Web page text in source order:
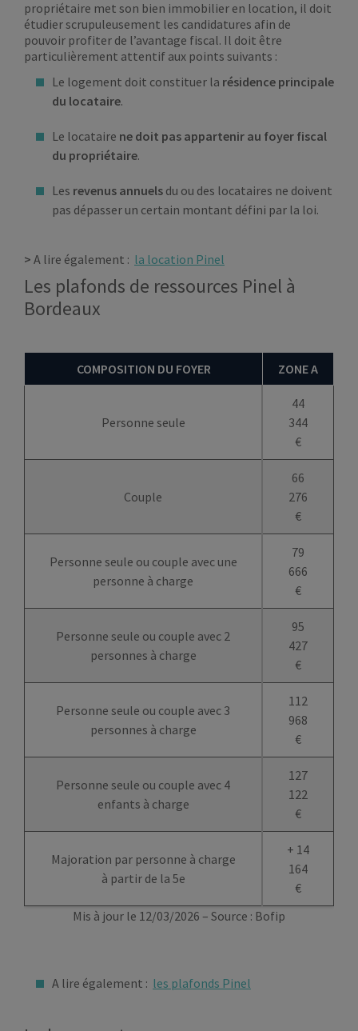
propriétaire met son bien immobilier en location, il doit
étudier scrupuleusement les candidatures afin de
pouvoir profiter de l’avantage fiscal. Il doit être
particulièrement attentif aux points suivants :
Le logement doit constituer la résidence principale
du locataire.
Le locataire ne doit pas appartenir au foyer fiscal
du propriétaire.
Les revenus annuels du ou des locataires ne doivent
pas dépasser un certain montant défini par la loi.
> A lire également : la location Pinel
Les plafonds de ressources Pinel à
Bordeaux
COMPOSITION DU FOYER ZONE A
Personne seule
44
344
€
Couple
66
276
€
Personne seule ou couple avec une
personne à charge
79
666
€
Personne seule ou couple avec 2
personnes à charge
95
427
€
Personne seule ou couple avec 3
personnes à charge
112
968
€
Personne seule ou couple avec 4
enfants à charge
127
122
€
Majoration par personne à charge
à partir de la 5e
+ 14
164
€
Mis à jour le 12/03/2026 – Source : Bofip
A lire également : les plafonds Pinel